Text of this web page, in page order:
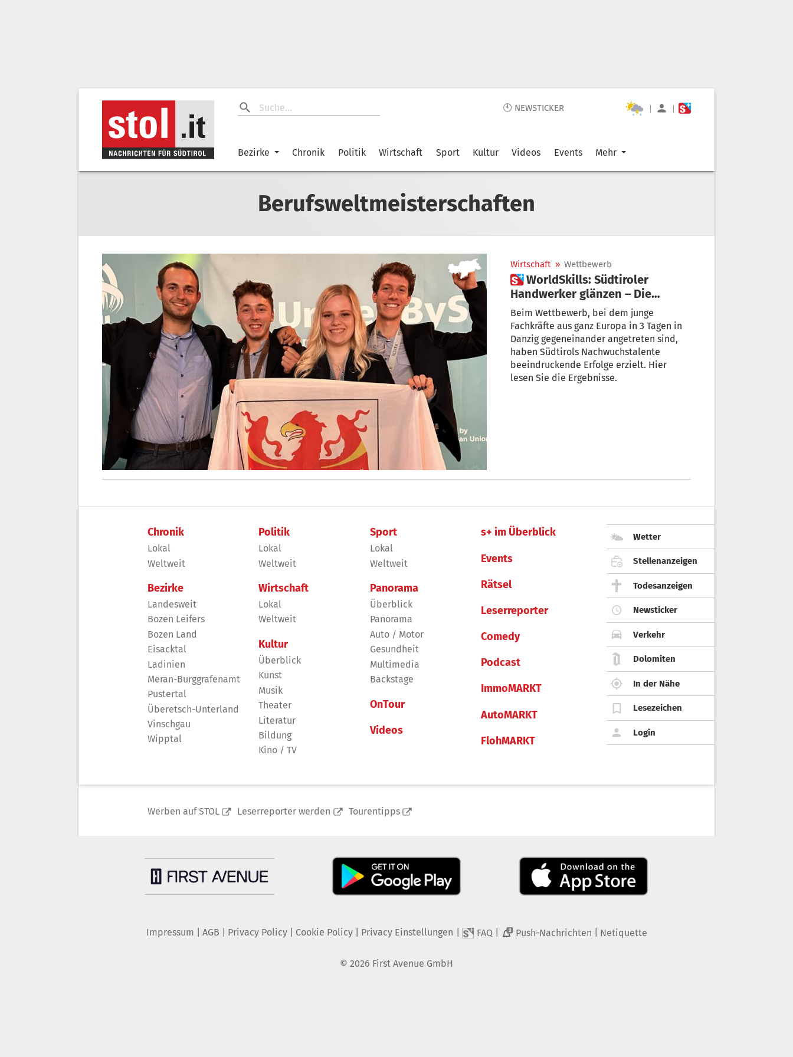
🕙 NEWSTICKER | |
Bezirke Chronik Politik Wirtschaft Sport Kultur Videos Events Mehr
Berufsweltmeisterschaften
Wirtschaft » Wettbewerb
 WorldSkills: Südtiroler
Handwerker glänzen – Die
Gewinner
Beim Wettbewerb, bei dem junge
Fachkräfte aus ganz Europa in 3 Tagen in
Danzig gegeneinander angetreten sind,
haben Südtirols Nachwuchstalente
beeindruckende Erfolge erzielt. Hier
lesen Sie die Ergebnisse.
Chronik
Lokal
Weltweit
Bezirke
Landesweit
Bozen Leifers
Bozen Land
Eisacktal
Ladinien
Meran-Burggrafenamt
Pustertal
Überetsch-Unterland
Vinschgau
Wipptal
Politik
Lokal
Weltweit
Wirtschaft
Lokal
Weltweit
Kultur
Überblick
Kunst
Musik
Theater
Literatur
Bildung
Kino / TV
Sport
Lokal
Weltweit
Panorama
Überblick
Panorama
Auto / Motor
Gesundheit
Multimedia
Backstage
OnTour
Videos
s+ im Überblick
Events
Rätsel
Leserreporter
Comedy
Podcast
ImmoMARKT
AutoMARKT
FlohMARKT
Wetter
Stellenanzeigen
Todesanzeigen
Newsticker
Verkehr
Dolomiten
In der Nähe
Lesezeichen
Login
Werben auf STOL Leserreporter werden Tourentipps
Impressum AGB Privacy Policy| Cookie Policy| Privacy Einstellungen FAQ 2 Push-Nachrichten Netiquette
© 2026 First Avenue GmbH